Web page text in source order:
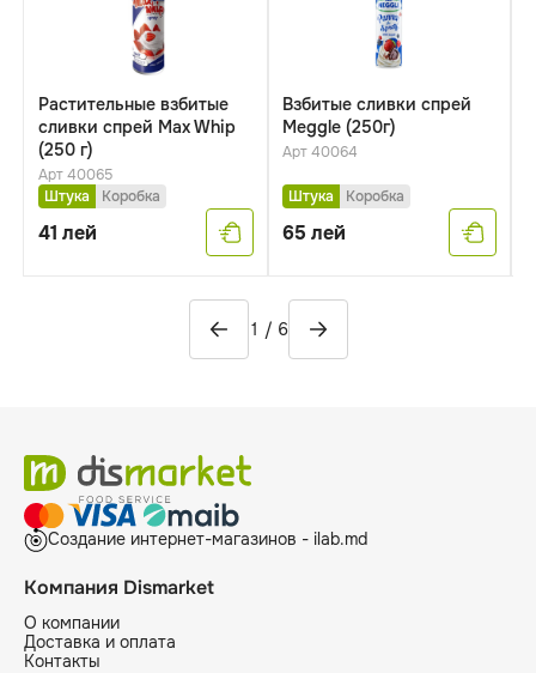
Растительные взбитые
сливки спрей Max Whip
(250 г)
Арт 40065
Штука
Коробка
41 лей
Bзбитые сливки спрей
Meggle (250г)
Арт 40064
Штука Коробка
65 лей
1 / 6
Создание интернет-магазинов - ilab.md
Компания Dismarket
О компании
Доставка и оплата
Контакты